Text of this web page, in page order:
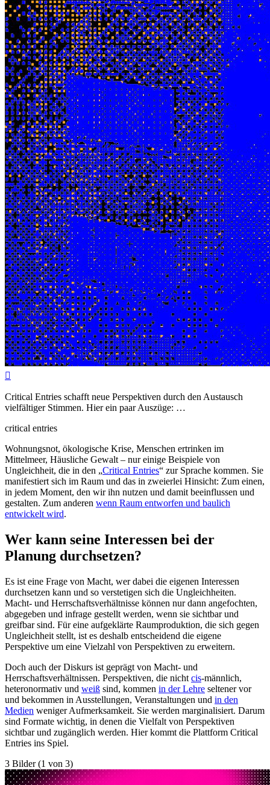

Critical Entries schafft neue Perspektiven durch den Austausch
vielfältiger Stimmen. Hier ein paar Auszüge: …
critical entries
Wohnungsnot, ökologische Krise, Menschen ertrinken im
Mittelmeer, Häusliche Gewalt – nur einige Beispiele von
Ungleichheit, die in den „Critical Entries“ zur Sprache kommen. Sie
manifestiert sich im Raum und das in zweierlei Hinsicht: Zum einen,
in jedem Moment, den wir ihn nutzen und damit beeinflussen und
gestalten. Zum anderen wenn Raum entworfen und baulich
entwickelt wird.
Wer kann seine Interessen bei der
Planung durchsetzen?
Es ist eine Frage von Macht, wer dabei die eigenen Interessen
durchsetzen kann und so verstetigen sich die Ungleichheiten.
Macht- und Herrschaftsverhältnisse können nur dann angefochten,
abgegeben und infrage gestellt werden, wenn sie sichtbar und
greifbar sind. Für eine aufgeklärte Raumproduktion, die sich gegen
Ungleichheit stellt, ist es deshalb entscheidend die eigene
Perspektive um eine Vielzahl von Perspektiven zu erweitern.
Doch auch der Diskurs ist geprägt von Macht- und
Herrschaftsverhältnissen. Perspektiven, die nicht cis-männlich,
heteronormativ und weiß sind, kommen in der Lehre seltener vor
und bekommen in Ausstellungen, Veranstaltungen und in den
Medien weniger Aufmerksamkeit. Sie werden marginalisiert. Darum
sind Formate wichtig, in denen die Vielfalt von Perspektiven
sichtbar und zugänglich werden. Hier kommt die Plattform Critical
Entries ins Spiel.
3 Bilder (1 von 3)